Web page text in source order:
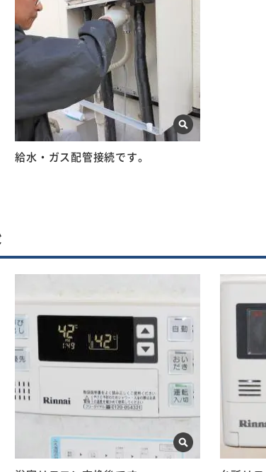
給水・ガス配管接続です。